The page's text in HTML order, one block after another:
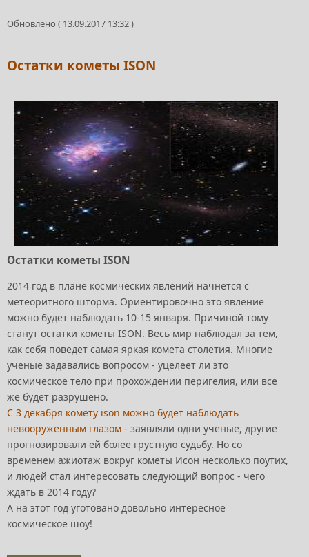
Обновлено ( 13.09.2017 13:32 )
Остатки кометы ISON
Остатки кометы ISON
2014 год в плане космических явлений начнется с
метеоритного шторма. Ориентировочно это явление
можно будет наблюдать 10-15 января. Причиной тому
станут остатки кометы ISON. Весь мир наблюдал за тем,
как себя поведет самая яркая комета столетия. Многие
ученые задавались вопросом - уцелеет ли это
космическое тело при прохождении перигелия, или все
же будет разрушено.
С 3 декабря комету ison можно будет наблюдать
невооруженным глазом - заявляли одни ученые, другие
прогнозировали ей более грустную судьбу. Но со
временем ажиотаж вокруг кометы Исон несколько поутих,
и людей стал интересовать следующий вопрос - чего
ждать в 2014 году?
А на этот год уготовано довольно интересное
космическое шоу!